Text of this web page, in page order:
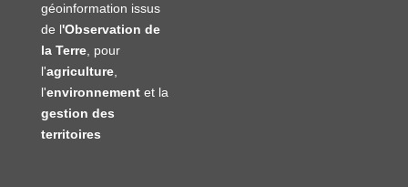
géoinformation issus
de l'Observation de
la Terre, pour
l'agriculture,
l'environnementet la
gestion des
territoires